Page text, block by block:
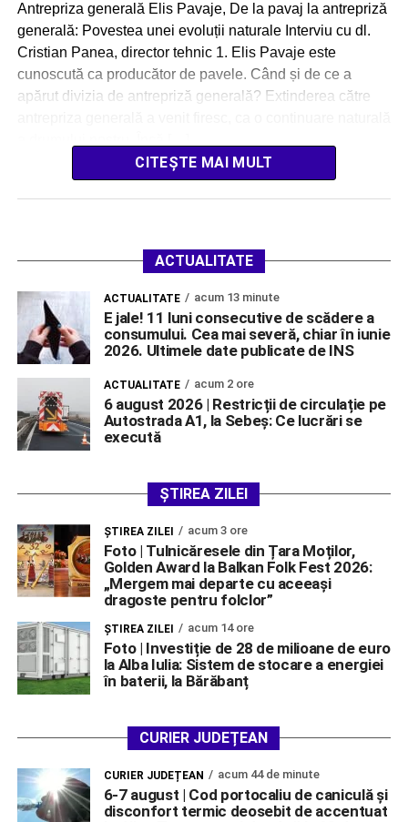
Antrepriza generală Elis Pavaje, De la pavaj la antrepriză
generală: Povestea unei evoluții naturale Interviu cu dl.
Cristian Panea, director tehnic 1. Elis Pavaje este
cunoscută ca producător de pavele. Când și de ce a
apărut divizia de antrepriză generală? Extinderea către
CITEȘTE MAI MULT
ACTUALITATE
ACTUALITATE acum 13 minute
E jale! 11 luni consecutive de scădere a
consumului. Cea mai severă, chiar în iunie
2026. Ultimele date publicate de INS
ACTUALITATE acum 2 ore
6 august 2026 | Restricții de circulație pe
Autostrada A1, la Sebeș: Ce lucrări se
execută
ȘTIREA ZILEI
ŞTIREA ZILEI acum 3 ore
Foto | Tulnicăresele din Țara Moților,
Golden Award la Balkan Folk Fest 2026:
„Mergem mai departe cu aceeași
dragoste pentru folclor”
ŞTIREA ZILEI acum 14 ore
Foto | Investiție de 28 de milioane de euro
la Alba Iulia: Sistem de stocare a energiei
în baterii, la Bărăbanț
CURIER JUDEȚEAN
CURIER JUDEȚEAN acum 44 de minute
6-7 august | Cod portocaliu de caniculă și
disconfort termic deosebit de accentuat